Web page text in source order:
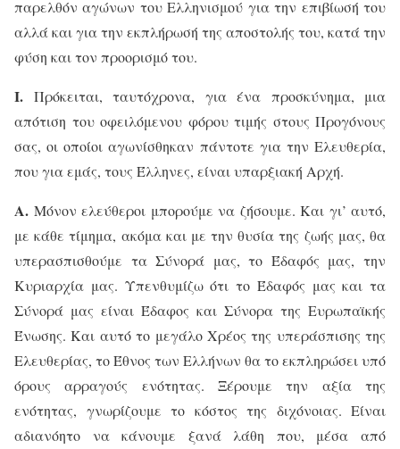
παρελθόν αγώνων του Ελληνισμού για την επιβίωσή του
αλλά και για την εκπλήρωσή της αποστολής του, κατά την
φύση και τον προορισμό του.
Ι. Πρόκειται, ταυτόχρονα, για ένα προσκύνημα, μια
απότιση του οφειλόμενου φόρου τιμής στους Προγόνους
σας, οι οποίοι αγωνίσθηκαν πάντοτε για την Ελευθερία,
που για εμάς, τους Έλληνες, είναι υπαρξιακή Αρχή.
Α. Μόνον ελεύθεροι μπορούμε να ζήσουμε. Και γι’ αυτό,
με κάθε τίμημα, ακόμα και με την θυσία της ζωής μας, θα
υπερασπισθούμε τα Σύνορά μας, το Έδαφός μας, την
Κυριαρχία μας. Υπενθυμίζω ότι το Έδαφός μας και τα
Σύνορά μας είναι Έδαφος και Σύνορα της Ευρωπαϊκής
Ένωσης. Και αυτό το μεγάλο Χρέος της υπεράσπισης της
Ελευθερίας, το Έθνος των Ελλήνων θα το εκπληρώσει υπό
όρους αρραγούς ενότητας. Ξέρουμε την αξία της
ενότητας, γνωρίζουμε το κόστος της διχόνοιας. Είναι
αδιανόητο να κάνουμε ξανά λάθη που, μέσα από